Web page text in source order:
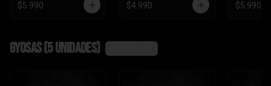
$5.990 $4.990 $5.990
Gyosas (5 unidades)